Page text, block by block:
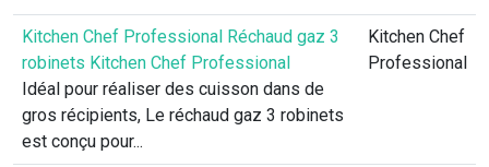
Kitchen Chef Professional Réchaud gaz 3
robinets Kitchen Chef Professional
Idéal pour réaliser des cuisson dans de
gros récipients, Le réchaud gaz 3 robinets
est conçu pour...
Kitchen Chef
Professional